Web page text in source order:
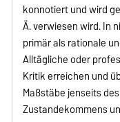
konnotiert und wird
Ä. verwiesen wird. In
primär als rationale
Alltägliche oder
Kritik erreichen und
Maßstäbe jenseits
Zustandekommens